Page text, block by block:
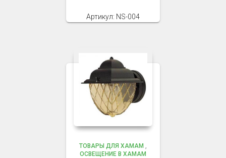
Артикул: NS-004
ТОВАРЫ ДЛЯ ХАМАМ
ОСВЕЩЕНИЕ В ХАМАМ